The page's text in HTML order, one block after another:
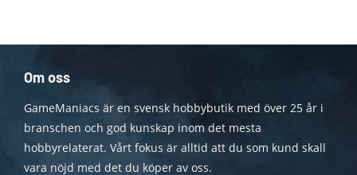
Om oss
GameManiacs är en svensk hobbybutik med över 25 år i
branschen och god kunskap inom det mesta
hobbyrelaterat. Vårt fokus är alltid att du som kund skall
vara nöjd med det du köper av oss.